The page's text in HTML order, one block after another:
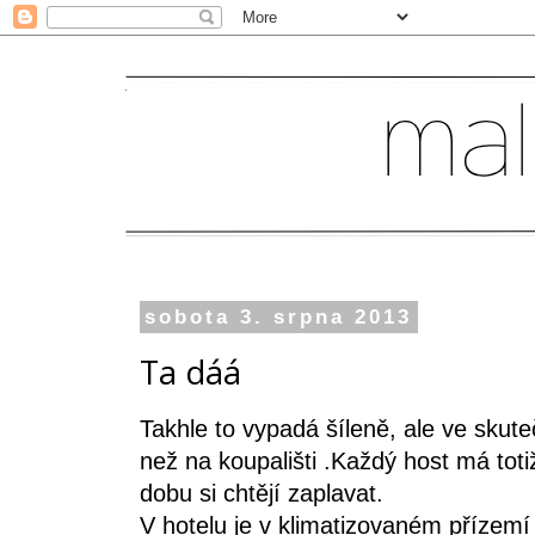
sobota 3. srpna 2013
Ta dáá
Takhle to vypadá šíleně, ale ve
než na koupališti .Každý host má
dobu si chtějí zaplavat.
V hotelu je v klimatizovaném